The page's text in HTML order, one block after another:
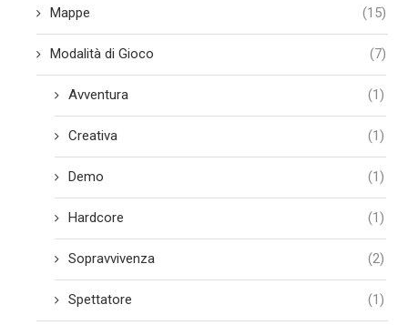
Mappe (15)
Modalità di Gioco (7)
Avventura (1)
Creativa (1)
Demo (1)
Hardcore (1)
Sopravvivenza (2)
Spettatore (1)